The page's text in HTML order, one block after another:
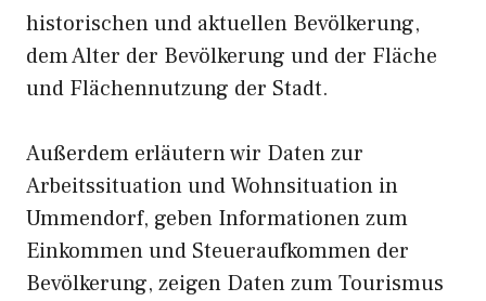
historischen und aktuellen Bevölkerung,
dem Alter der Bevölkerung und der Fläche
und Flächennutzung der Stadt.
Außerdem erläutern wir Daten zur
Arbeitssituation und Wohnsituation in
Ummendorf, geben Informationen zum
Einkommen und Steueraufkommen der
Bevölkerung, zeigen Daten zum Tourismus